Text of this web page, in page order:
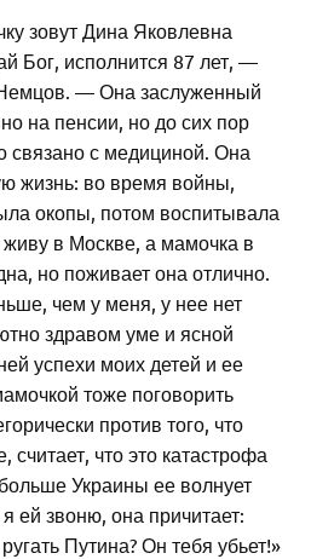
зовут Дина Яковлевна
Бог, исполнится 87 лет, —
— Она заслуженный
на пенсии, но до сих пор
связано с медициной. Она
жизнь: во время войны,
окопы, потом воспитывала
в Москве, а мамочка в
но поживает она отлично.
чем у меня, у нее нет
здравом уме и ясной
успехи моих детей и ее
тоже поговорить
против того, что
считает, что это катастрофа
Украины ее волнует
ей звоню, она причитает:
Путина? Он тебя убьет!»